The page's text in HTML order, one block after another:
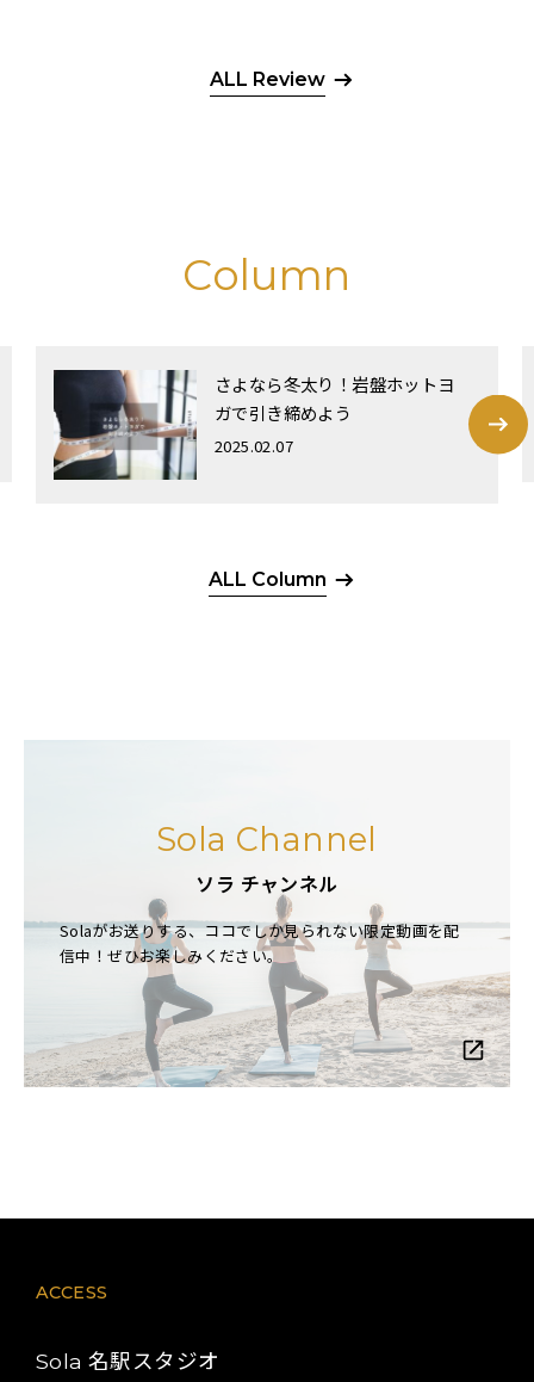
ALL Review
Column
さよなら冬太り！岩盤ホットヨ
ガで引き締めよう
2025.02.07
ALL Column
Sola Channel
ソラ チャンネル
Solaがお送りする、ココでしか見られない限定動画を配
信中！ぜひお楽しみください。
ACCESS
Sola 名駅スタジオ